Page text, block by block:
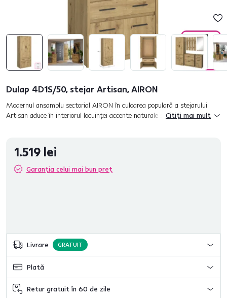
Dulap 4D1S/50, stejar Artisan, AIRON
Modernul ansamblu sectorial AIRON în culoarea populară a stejarului
Artisan aduce în interiorul locuinţei accente naturale şi elegante. Această
Citiți mai mult
1.519 lei
Garanția celui mai bun preț
Livrare GRATUIT
Plată
Retur gratuit în 60 de zile